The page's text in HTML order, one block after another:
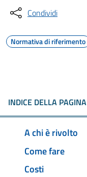
Condividi
Normativa di riferimento
INDICE DELLA PAGINA
A chi è rivolto
Come fare
Costi